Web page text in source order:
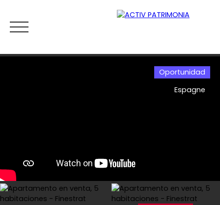
Estimar
Oportunidad
Espagne